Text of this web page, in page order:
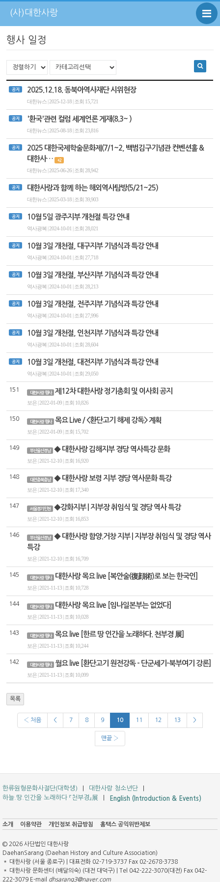
(사)대한사랑
행사 일정
공지 2025.12.18. 동북아역사재단 시위현장
대한뉴스 | 2025-12-18 | 조회 15,721
공지 '환국'관련 컬럼 세계언론 게재(8.3~ )
대한뉴스 | 2025-08-18 | 조회 23,816
공지
2025 대한국제학술문화제(7/1~2, 백범김구기념관 컨벤션홀 &
대한사…
+2
대한뉴스 | 2025-06-26 | 조회 28,942
공지 대한사랑과 함께 하는 해외역사탐방(5/21~25)
대한뉴스 | 2025-03-18 | 조회 39,903
공지 10월 5일 광주지부 개천절 특강 안내
역사광복 | 2024-10-01 | 조회 28,021
공지 10월 3일 개천절, 대구지부 기념식과 특강 안내
역사광복 | 2024-10-01 | 조회 27,718
공지 10월 3일 개천절, 부산지부 기념식과 특강 안내
역사광복 | 2024-10-01 | 조회 28,213
공지 10월 3일 개천절, 전주지부 기념식과 특강 안내
역사광복 | 2024-10-01 | 조회 27,996
공지 10월 3일 개천절, 인천지부 기념식과 특강 안내
역사광복 | 2024-10-01 | 조회 28,604
공지 10월 3일 개천절, 대전지부 기념식과 특강 안내
역사광복 | 2024-10-01 | 조회 29,050
151 대한사랑 행사 제12차 대한사랑 정기총회 및 이사회 공지
보은 | 2022-01-09 | 조회 10,826
150 대한사랑 행사 목요 Live / <환단고기 해제 강독> 계획
보은 | 2022-01-09 | 조회 15,702
149 부산울산경남 ◆ 대한사랑 김해지부 경당 역사특강 문화
보은 | 2021-12-10 | 조회 16,920
148 대전충북충남 ◆ 대한사랑 보령 지부 경당 역사문화 특강
보은 | 2021-12-10 | 조회 17,340
147 서울경기인천 ◆강화지부 | 지부장 취임식 및 경당 역사 특강
보은 | 2021-12-10 | 조회 16,853
146 부산울산경남
◆ 대한사랑 함양.거창 지부 | 지부장 취임식 및 경당 역사
특강
보은 | 2021-12-10 | 조회 16,709
145 대한사랑 행사 대한사랑 목요 live [복안술(復顔術)로 보는 한국인]
보은 | 2021-11-13 | 조회 10,728
144 대한사랑 행사 대한사랑 목요 live [임나일본부는 없었다]
보은 | 2021-11-13 | 조회 10,028
143 대한사랑 행사 목요 live [한르 땅 인간을 노래하다. 천부경 展]
보은 | 2021-11-13 | 조회 10,244
142 대한사랑 행사 월요 live [환단고기 원전강독 - 단군세기-북부여기 강론]
보은 | 2021-11-13 | 조회 10,099
목록
‹ 처음 < 7 8 9 10 11 12 13 >
맨끝 ›
한류원형문화사절단(대학생)
대한사랑 청소년단
하늘.땅.인간을 노래하다 『천부경』展
English (Introduction & Events)
소개 이용약관 개인정보 취급방침 홈택스 공익위반제보
© 2026 사단법인 대한사랑
DaehanSarang (Daehan History and Culture Association)
＊ 대한사랑 (서울 종로구) | 대표전화 02-719-3737 Fax 02-2678-3738
＊ 대한사랑 문화센터 (배달의숙) (대전 대덕구) | Tel 042-222-3070(대전) Fax 042-
222-3079 E-mail dhsarang3@naver.com